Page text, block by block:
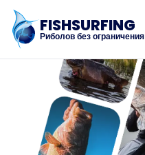
FISHSURFING
Риболов без ограничения
Регистрация
Начало